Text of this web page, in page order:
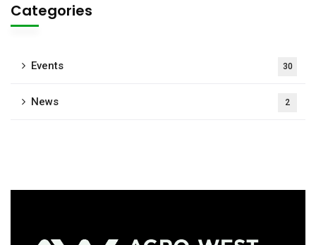
Categories
Events 30
News 2